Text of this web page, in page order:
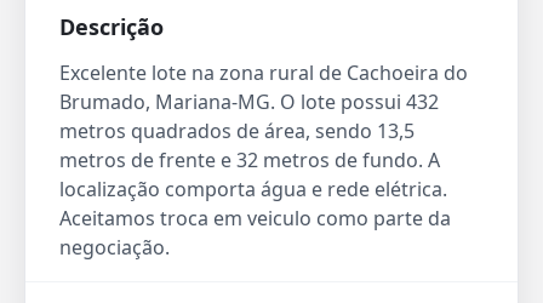
Descrição
Excelente lote na zona rural de Cachoeira do
Brumado, Mariana-MG. O lote possui 432
metros quadrados de área, sendo 13,5
metros de frente e 32 metros de fundo. A
localização comporta água e rede elétrica.
Aceitamos troca em veiculo como parte da
negociação.